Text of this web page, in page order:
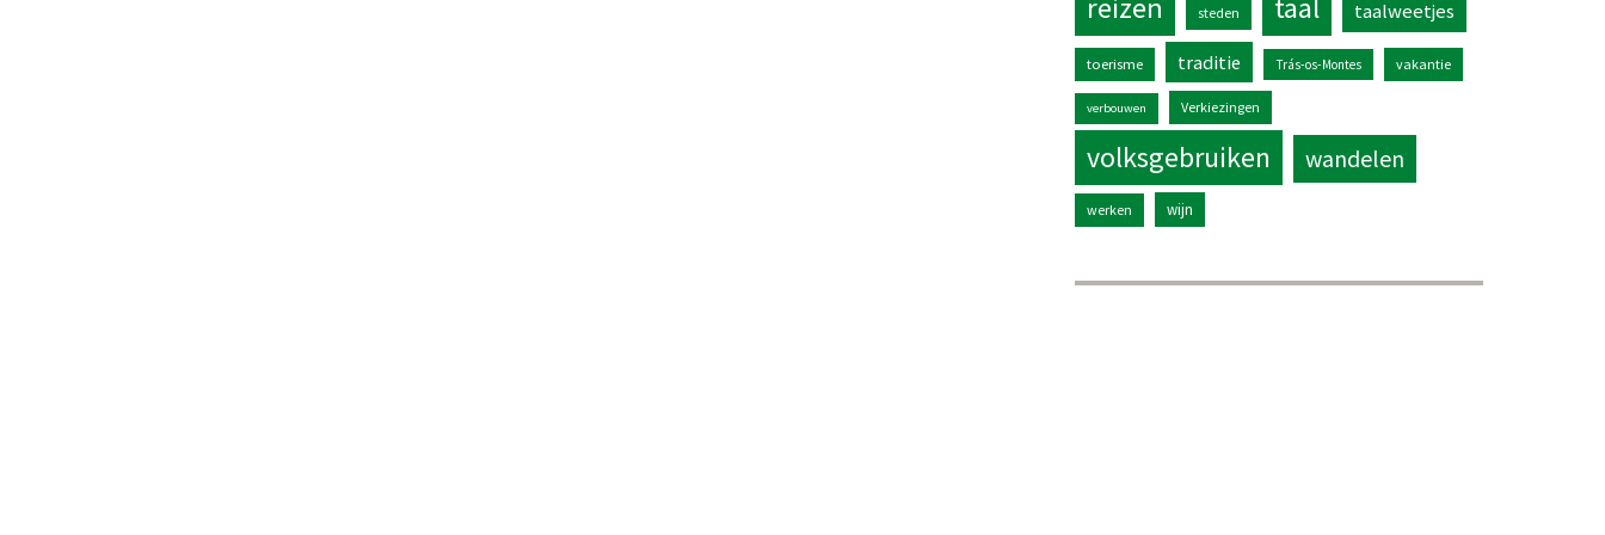
reizen steden taal taalweetjes
toerisme traditie Trás-os-Montes vakantie
verbouwen Verkiezingen
volksgebruiken wandelen
werken wijn